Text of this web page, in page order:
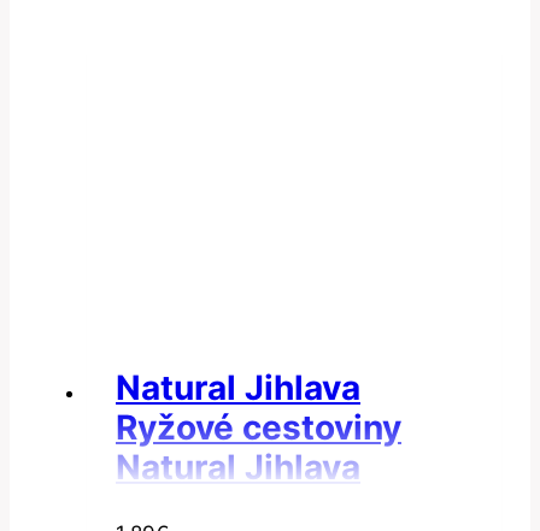
Natural Jihlava
Ryžové cestoviny
Natural Jihlava